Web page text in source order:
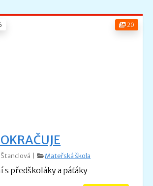
20
Štanclová | Mateřská škola
s předškoláky a páťáky